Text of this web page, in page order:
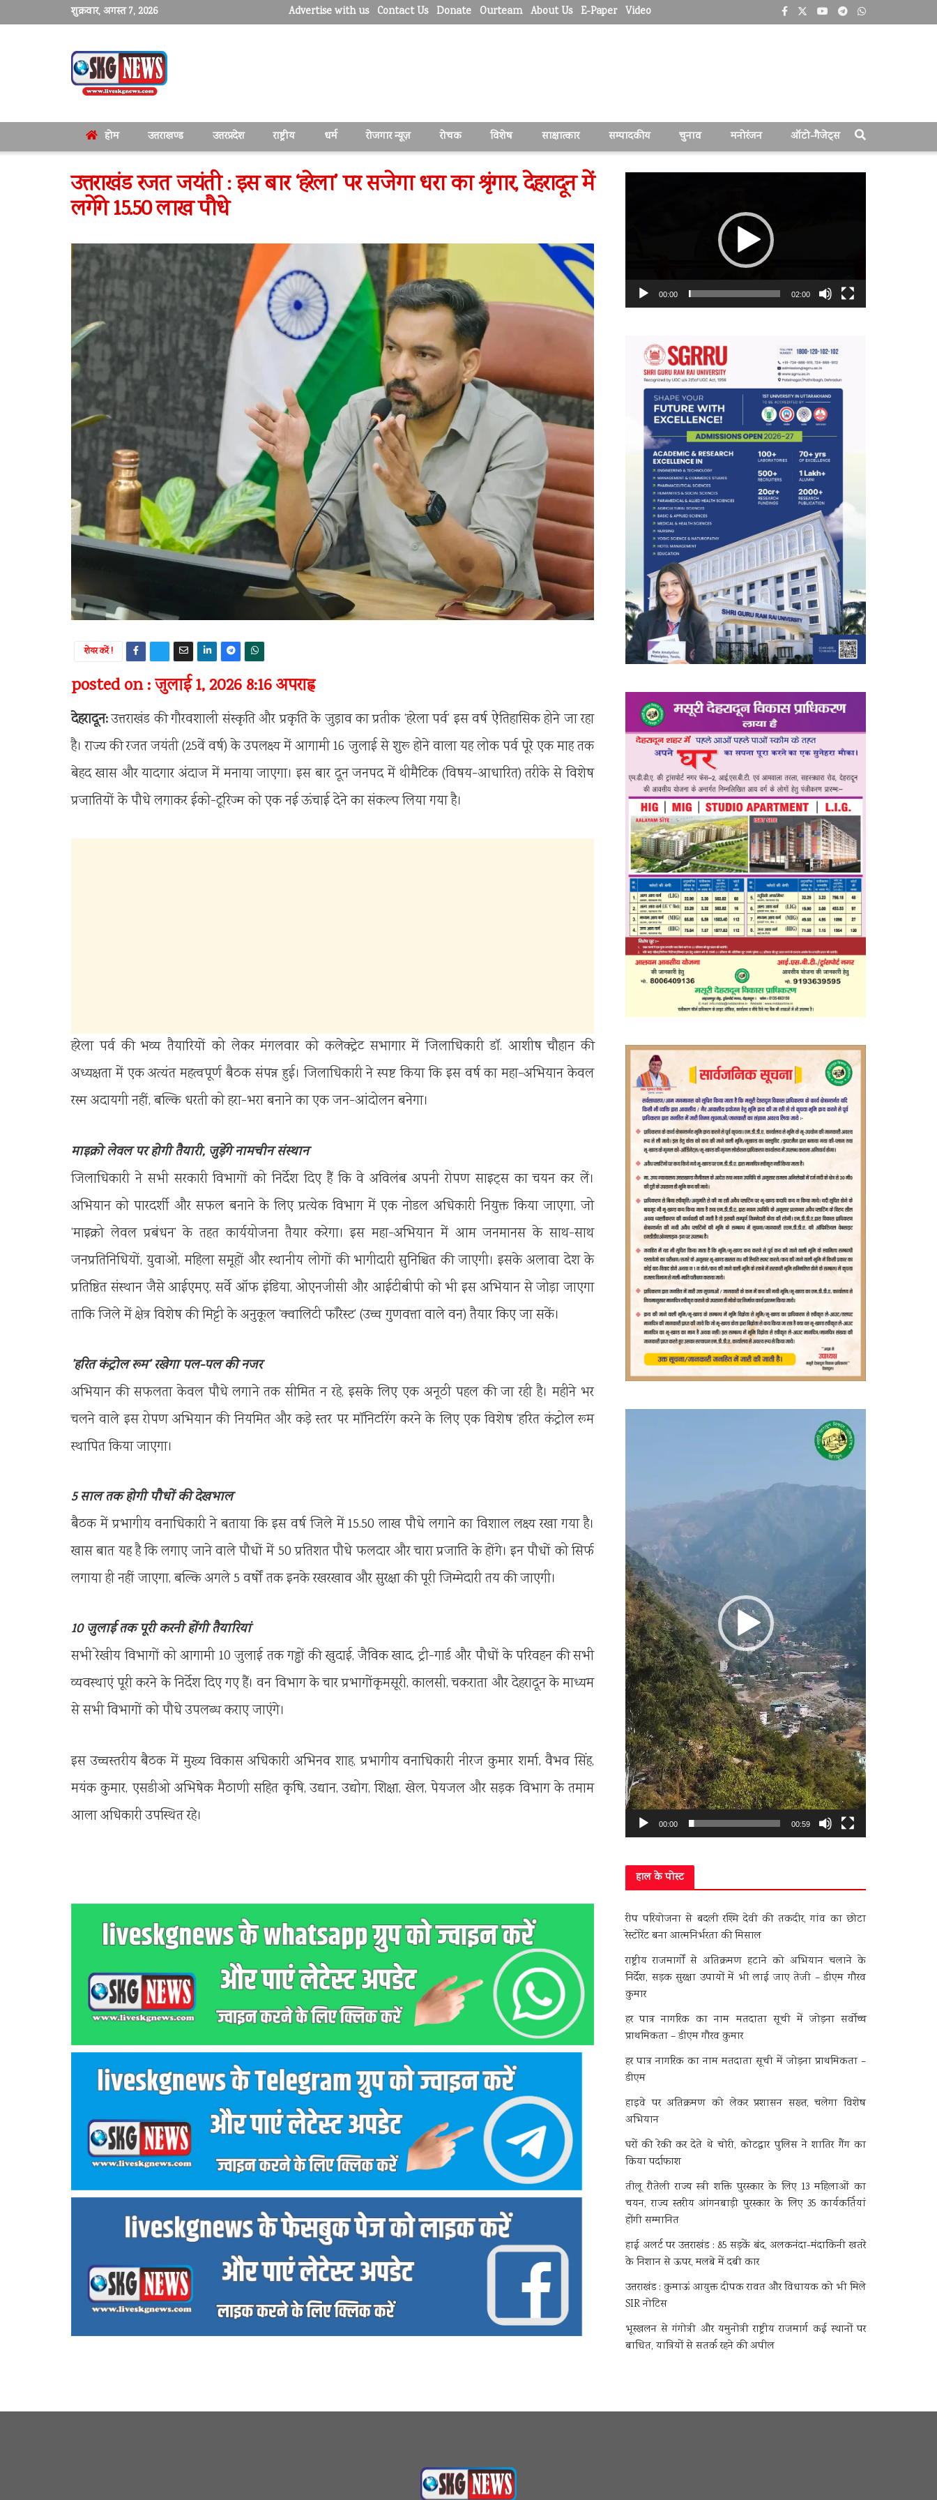
शुक्रवार, अगस्त 7, 2026 Advertise with us Contact Us Donate Ourteam About Us E-Paper Video
होम उत्तराखण्ड उत्तरप्रदेश राष्ट्रीय धर्म रोजगार न्यूज़ रोचक विशेष साक्षात्कार सम्पादकीय चुनाव मनोरंजन ऑटो-गैजेट्स
उत्तराखंड रजत जयंती : इस बार ‘हरेला’ पर सजेगा धरा का श्रृंगार, देहरादून में
लगेंगे 15.50 लाख पौधे
शेयर करें !
posted on : जुलाई 1, 2026 8:16 अपराह्न
देहरादून:उत्तराखंड की गौरवशाली संस्कृति और प्रकृति के जुड़ाव का प्रतीक ‘हरेला पर्व’ इस वर्ष ऐतिहासिक होने जा रहा
है। राज्य की रजत जयंती (25वें वर्ष) के उपलक्ष्य में आगामी 16 जुलाई से शुरू होने वाला यह लोक पर्व पूरे एक माह तक
बेहद खास और यादगार अंदाज में मनाया जाएगा। इस बार दून जनपद में थीमैटिक (विषय-आधारित) तरीके से विशेष
प्रजातियों के पौधे लगाकर ईको-टूरिज्म को एक नई ऊंचाई देने का संकल्प लिया गया है।
हरेला पर्व की भव्य तैयारियों को लेकर मंगलवार को कलेक्ट्रेट सभागार में जिलाधिकारी डॉ. आशीष चौहान की
अध्यक्षता में एक अत्यंत महत्वपूर्ण बैठक संपन्न हुई। जिलाधिकारी ने स्पष्ट किया कि इस वर्ष का महा-अभियान केवल
रस्म अदायगी नहीं, बल्कि धरती को हरा-भरा बनाने का एक जन-आंदोलन बनेगा।
माइक्रो लेवल पर होगी तैयारी, जुड़ेंगे नामचीन संस्थान
जिलाधिकारी ने सभी सरकारी विभागों को निर्देश दिए हैं कि वे अविलंब अपनी रोपण साइट्स का चयन कर लें।
अभियान को पारदर्शी और सफल बनाने के लिए प्रत्येक विभाग में एक नोडल अधिकारी नियुक्त किया जाएगा, जो
‘माइक्रो लेवल प्रबंधन’ के तहत कार्ययोजना तैयार करेगा। इस महा-अभियान में आम जनमानस के साथ-साथ
जनप्रतिनिधियों, युवाओं, महिला समूहों और स्थानीय लोगों की भागीदारी सुनिश्चित की जाएगी। इसके अलावा देश के
प्रतिष्ठित संस्थान जैसे आईएमए, सर्वे ऑफ इंडिया, ओएनजीसी और आईटीबीपी को भी इस अभियान से जोड़ा जाएगा
ताकि जिले में क्षेत्र विशेष की मिट्टी के अनुकूल ‘क्वालिटी फॉरेस्ट’ (उच्च गुणवत्ता वाले वन) तैयार किए जा सकें।
’हरित कंट्रोल रूम’ रखेगा पल-पल की नजर
अभियान की सफलता केवल पौधे लगाने तक सीमित न रहे, इसके लिए एक अनूठी पहल की जा रही है। महीने भर
चलने वाले इस रोपण अभियान की नियमित और कड़े स्तर पर मॉनिटरिंग करने के लिए एक विशेष ‘हरित कंट्रोल रूम
स्थापित किया जाएगा।
5 साल तक होगी पौधों की देखभाल
बैठक में प्रभागीय वनाधिकारी ने बताया कि इस वर्ष जिले में 15.50 लाख पौधे लगाने का विशाल लक्ष्य रखा गया है।
खास बात यह है कि लगाए जाने वाले पौधों में 50 प्रतिशत पौधे फलदार और चारा प्रजाति के होंगे। इन पौधों को सिर्फ
लगाया ही नहीं जाएगा, बल्कि अगले 5 वर्षों तक इनके रखरखाव और सुरक्षा की पूरी जिम्मेदारी तय की जाएगी।
10 जुलाई तक पूरी करनी होंगी तैयारियां
सभी रेखीय विभागों को आगामी 10 जुलाई तक गड्ढों की खुदाई, जैविक खाद, ट्री-गार्ड और पौधों के परिवहन की सभी
व्यवस्थाएं पूरी करने के निर्देश दिए गए हैं। वन विभाग के चार प्रभागोंकृमसूरी, कालसी, चकराता और देहरादून के माध्यम
से सभी विभागों को पौधे उपलब्ध कराए जाएंगे।
इस उच्चस्तरीय बैठक में मुख्य विकास अधिकारी अभिनव शाह, प्रभागीय वनाधिकारी नीरज कुमार शर्मा, वैभव सिंह,
मयंक कुमार, एसडीओ अभिषेक मैठाणी सहित कृषि, उद्यान, उद्योग, शिक्षा, खेल, पेयजल और सड़क विभाग के तमाम
आला अधिकारी उपस्थित रहे।
00:00 02:00
00:00 00:59
हाल के पोस्ट
रीप परियोजना से बदली रश्मि देवी की तकदीर, गांव का छोटा
रेस्टोरेंट बना आत्मनिर्भरता की मिसाल
राष्ट्रीय राजमार्गों से अतिक्रमण हटाने को अभियान चलाने के
निर्देश, सड़क सुरक्षा उपायों में भी लाई जाए तेजी – डीएम गौरव
कुमार
हर पात्र नागरिक का नाम मतदाता सूची में जोड़ना सर्वोच्च
प्राथमिकता – डीएम गौरव कुमार
हर पात्र नागरिक का नाम मतदाता सूची में जोड़ना प्राथमिकता –
डीएम
हाइवे पर अतिक्रमण को लेकर प्रशासन सख्त, चलेगा विशेष
अभियान
घरों की रेकी कर देते थे चोरी, कोटद्वार पुलिस ने शातिर गैंग का
किया पर्दाफाश
तीलू रौतेली राज्य स्त्री शक्ति पुरस्कार के लिए 13 महिलाओं का
चयन, राज्य स्तरीय आंगनबाड़ी पुरस्कार के लिए 35 कार्यकर्तियां
होंगी सम्मानित
हाई अलर्ट पर उत्तराखंड : 85 सड़कें बंद, अलकनंदा-मंदाकिनी खतरे
के निशान से ऊपर, मलबे में दबी कार
उत्तराखंड : कुमाऊं आयुक्त दीपक रावत और विधायक को भी मिले
SIR नोटिस
भूस्खलन से गंगोत्री और यमुनोत्री राष्ट्रीय राजमार्ग कई स्थानों पर
बाधित, यात्रियों से सतर्क रहने की अपील